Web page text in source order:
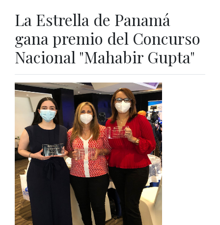
La Estrella de Panamá
gana premio del Concurso
Nacional "Mahabir Gupta"